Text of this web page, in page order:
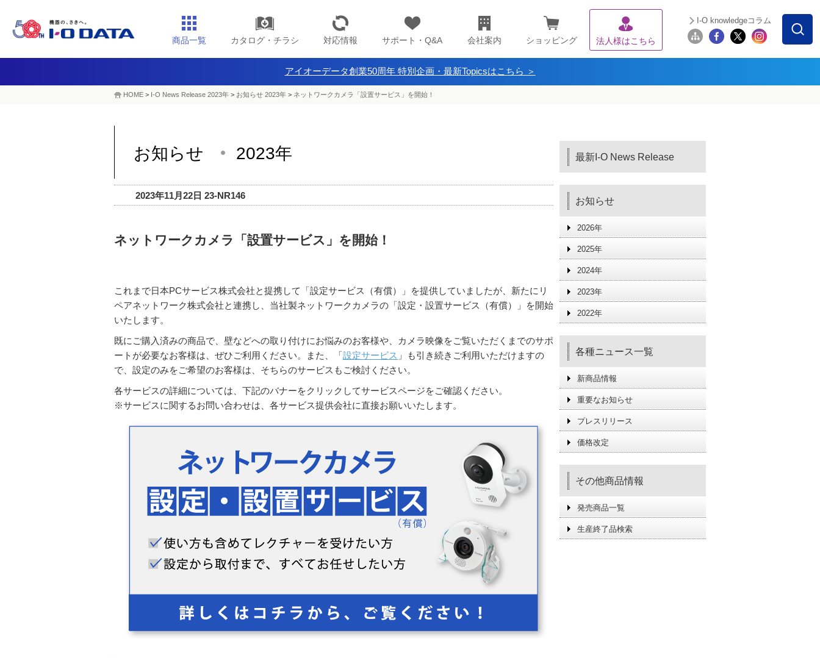
商品一覧 カタログ・チラシ 対応情報 サポート・Q&A 会社案内 ショッピング 法人様はこちら
I-O knowledgeコラム
アイオーデータ創業50周年 特別企画・最新Topicsはこちら ＞
HOME > I-O News Release 2023年 > お知らせ 2023年 > ネットワークカメラ「設置サービス」を開始！
お知らせ 2023年
2023年11月22日 23-NR146
ネットワークカメラ「設置サービス」を開始！
これまで日本PCサービス株式会社と提携して「設定サービス（有償）」を提供していましたが、新たにリ
ペアネットワーク株式会社と連携し、当社製ネットワークカメラの「設定・設置サービス（有償）」を開始
いたします。
既にご購入済みの商品で、壁などへの取り付けにお悩みのお客様や、カメラ映像をご覧いただくまでのサポ
ートが必要なお客様は、ぜひご利用ください。また、「設定サービス 」も引き続きご利用いただけますの
で、設定のみをご希望のお客様は、そちらのサービスもご検討ください。
各サービスの詳細については、下記のバナーをクリックしてサービスページをご確認ください。
※サービスに関するお問い合わせは、各サービス提供会社に直接お願いいたします。
最新I-O News Release
お知らせ
2026年
2025年
2024年
2023年
2022年
各種ニュース一覧
新商品情報
重要なお知らせ
プレスリリース
価格改定
その他商品情報
発売商品一覧
生産終了品検索